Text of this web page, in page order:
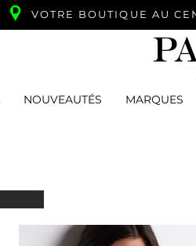
VOTRE BOUTIQUE AU
NOUVEAUTÉS MARQUES